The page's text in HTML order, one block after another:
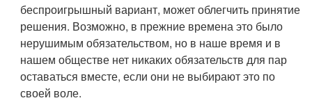
беспроигрышный вариант, может облегчить принятие
решения. Возможно, в прежние времена это было
нерушимым обязательством, но в наше время и в
нашем обществе нет никаких обязательств для пар
оставаться вместе, если они не выбирают это по
своей воле.